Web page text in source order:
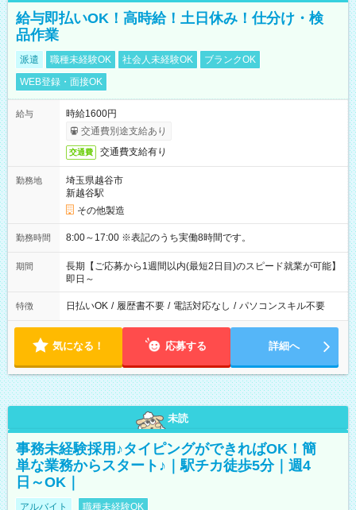
給与即払いOK！高時給！土日休み！仕分け・検
品作業
派遣 職種未経験OK 社会人未経験OK
ブランクOK
WEB登録・面接OK
給与
時給1600円
交通費別途支給あり
交通費 交通費支給有り
勤務地
埼玉県越谷市
新越谷駅
その他製造
勤務時間 8:00～17:00 ※表記のうち実働8時間です。
期間
長期【ご応募から1週間以内(最短2日目)のスピード就業が可能】
即日～
特徴 日払いOK / 履歴書不要 / 電話対応なし / パソコンスキル不要
気になる！ 応募する 詳細へ
未読
事務未経験採用♪タイピングができればOK！簡
単な業務からスタート♪｜駅チカ徒歩5分｜週4
日～OK｜
アルバイト 職種未経験OK